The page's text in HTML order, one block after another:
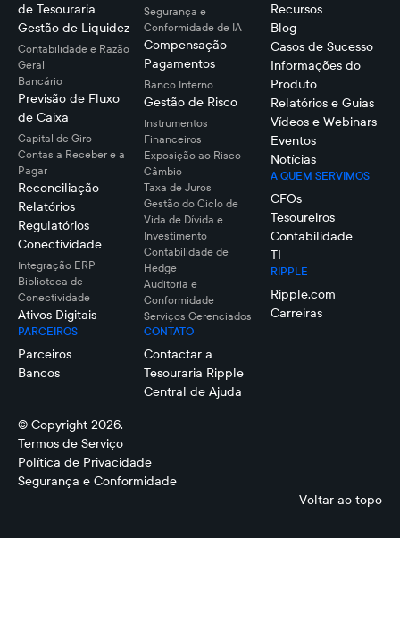
de Tesouraria
Gestão de Liquidez
Contabilidade e Razão
Geral
Bancário
Previsão de Fluxo
de Caixa
Capital de Giro
Contas a Receber e a
Pagar
Reconciliação
Relatórios
Regulatórios
Conectividade
Integração ERP
Biblioteca de
Conectividade
Ativos Digitais
PARCEIROS
Parceiros
Bancos
Segurança e
Conformidade de IA
Compensação
Pagamentos
Banco Interno
Gestão de Risco
Instrumentos
Financeiros
Exposição ao Risco
Câmbio
Taxa de Juros
Gestão do Ciclo de
Vida de Dívida e
Investimento
Contabilidade de
Hedge
Auditoria e
Conformidade
Serviços Gerenciados
CONTATO
Contactar a
Tesouraria Ripple
Central de Ajuda
Recursos
Blog
Casos de Sucesso
Informações do
Produto
Relatórios e Guias
Vídeos e Webinars
Eventos
Notícias
A QUEM SERVIMOS
CFOs
Tesoureiros
Contabilidade
TI
RIPPLE
Ripple.com
Carreiras
© Copyright 2026.
Termos de Serviço
Política de Privacidade
Segurança e Conformidade
Voltar ao topo